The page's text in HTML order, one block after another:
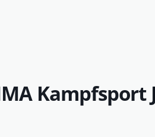
Kampfsport